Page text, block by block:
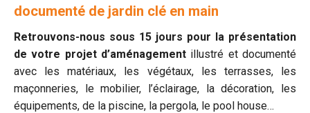
documenté de jardin clé en main
Retrouvons-nous sous 15 jours pour la présentation
de votre projet d’aménagement illustré et documenté
avec les matériaux, les végétaux, les terrasses, les
maçonneries, le mobilier, l’éclairage, la décoration, les
équipements, de la piscine, la pergola, le pool house…